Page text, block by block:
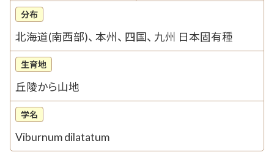
分布
北海道(南西部)、 本州、 四国、 九州 日本固有種
生育地
丘陵から山地
学名
Viburnum dilatatum